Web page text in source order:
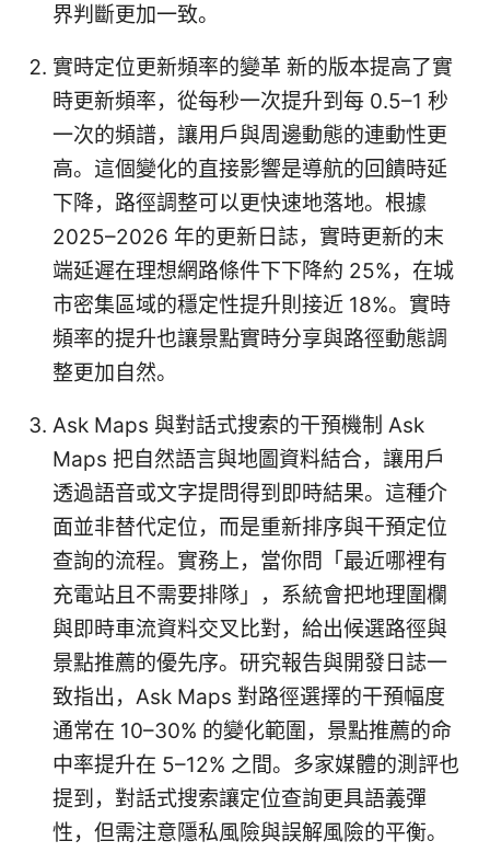
界判斷更加一致。
實時定位更新頻率的變革 新的版本提高了實
時更新頻率，從每秒一次提升到每 0.5–1 秒
一次的頻譜，讓用戶與周邊動態的連動性更
高。這個變化的直接影響是導航的回饋時延
下降，路徑調整可以更快速地落地。根據
2025–2026 年的更新日誌，實時更新的末
端延遲在理想網路條件下下降約 25%，在城
市密集區域的穩定性提升則接近 18%。實時
頻率的提升也讓景點實時分享與路徑動態調
整更加自然。
Ask Maps 與對話式搜索的干預機制 Ask
Maps 把自然語言與地圖資料結合，讓用戶
透過語音或文字提問得到即時結果。這種介
面並非替代定位，而是重新排序與干預定位
查詢的流程。實務上，當你問「最近哪裡有
充電站且不需要排隊」，系統會把地理圍欄
與即時車流資料交叉比對，給出候選路徑與
景點推薦的優先序。研究報告與開發日誌一
致指出，Ask Maps 對路徑選擇的干預幅度
通常在 10–30% 的變化範圍，景點推薦的命
中率提升在 5–12% 之間。多家媒體的測評也
提到，對話式搜索讓定位查詢更具語義彈
性，但需注意隱私風險與誤解風險的平衡。